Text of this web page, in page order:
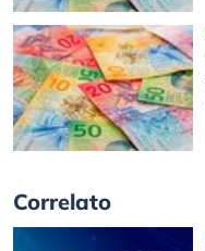
Correlato